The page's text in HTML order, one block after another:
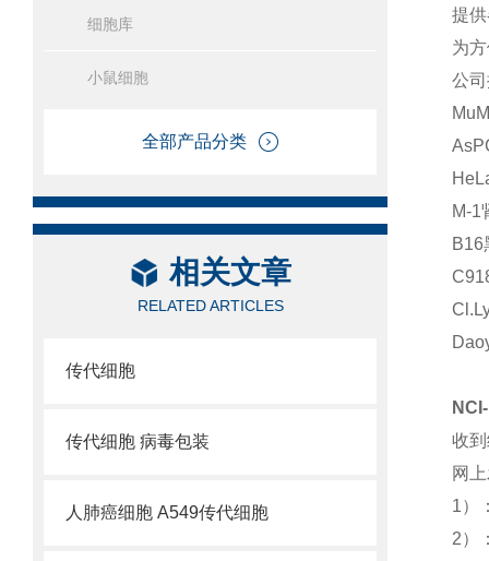
细胞库
小鼠细胞
全部产品分类
相关文章
RELATED ARTICLES
传代细胞
传代细胞 病毒包装
人肺癌细胞 A549传代细胞
提
为
公
M-1
收
网
1）
2）